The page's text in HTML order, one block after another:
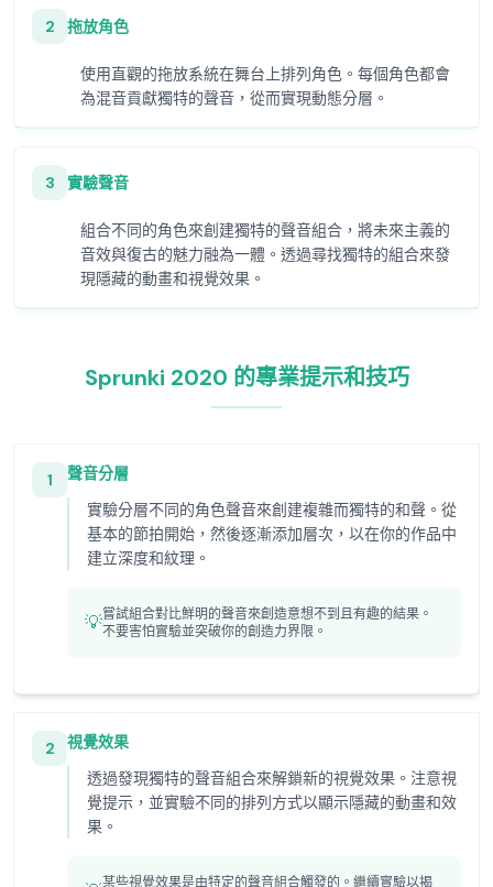
2 拖放角色
使用直觀的拖放系統在舞台上排列角色。每個角色都會
為混音貢獻獨特的聲音，從而實現動態分層。
3 實驗聲音
組合不同的角色來創建獨特的聲音組合，將未來主義的
音效與復古的魅力融為一體。透過尋找獨特的組合來發
現隱藏的動畫和視覺效果。
Sprunki 2020 的專業提示和技巧
1
聲音分層
實驗分層不同的角色聲音來創建複雜而獨特的和聲。從
基本的節拍開始，然後逐漸添加層次，以在你的作品中
建立深度和紋理。
💡嘗試組合對比鮮明的聲音來創造意想不到且有趣的結果。
不要害怕實驗並突破你的創造力界限。
2
視覺效果
透過發現獨特的聲音組合來解鎖新的視覺效果。注意視
覺提示，並實驗不同的排列方式以顯示隱藏的動畫和效
果。
某些視覺效果是由特定的聲音組合觸發的。繼續實驗以揭